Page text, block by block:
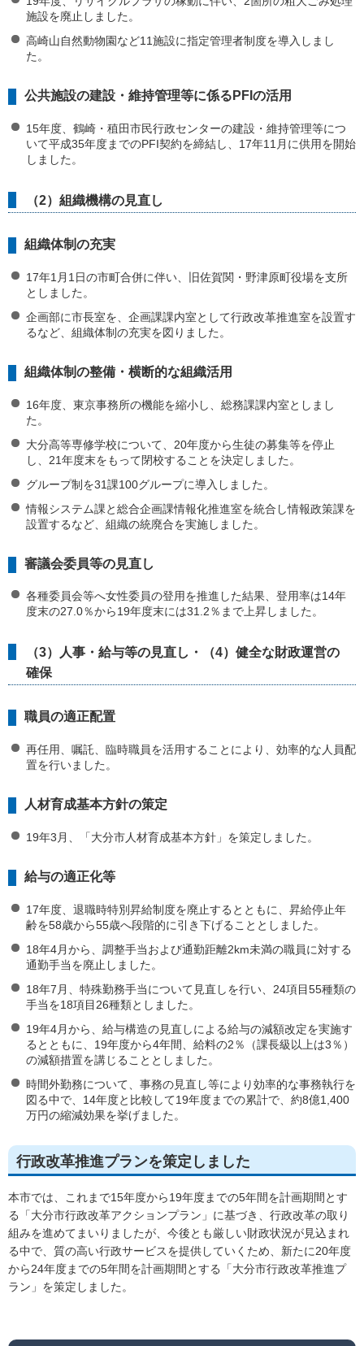
施設を廃止しました。
高崎山自然動物園など11施設に指定管理者制度を導入しまし
た。
公共施設の建設・維持管理等に係るPFIの活用
15年度、鶴崎・稙田市民行政センターの建設・維持管理等につ
いて平成35年度までのPFI契約を締結し、17年11月に供用を開始
しました。
（2）組織機構の見直し
組織体制の充実
17年1月1日の市町合併に伴い、旧佐賀関・野津原町役場を支所
としました。
企画部に市長室を、企画課課内室として行政改革推進室を設置す
るなど、組織体制の充実を図りました。
組織体制の整備・横断的な組織活用
16年度、東京事務所の機能を縮小し、総務課課内室としまし
た。
大分高等専修学校について、20年度から生徒の募集等を停止
し、21年度末をもって閉校することを決定しました。
グループ制を31課100グループに導入しました。
情報システム課と総合企画課情報化推進室を統合し情報政策課を
設置するなど、組織の統廃合を実施しました。
審議会委員等の見直し
各種委員会等へ女性委員の登用を推進した結果、登用率は14年
度末の27.0％から19年度末には31.2％まで上昇しました。
（3）人事・給与等の見直し・（4）健全な財政運営の
確保
職員の適正配置
再任用、嘱託、臨時職員を活用することにより、効率的な人員配
置を行いました。
人材育成基本方針の策定
19年3月、「大分市人材育成基本方針」を策定しました。
給与の適正化等
17年度、退職時特別昇給制度を廃止するとともに、昇給停止年
齢を58歳から55歳へ段階的に引き下げることとしました。
18年4月から、調整手当および通勤距離2km未満の職員に対する
通勤手当を廃止しました。
18年7月、特殊勤務手当について見直しを行い、24項目55種類の
手当を18項目26種類としました。
19年4月から、給与構造の見直しによる給与の減額改定を実施す
るとともに、19年度から4年間、給料の2％（課長級以上は3％）
の減額措置を講じることとしました。
時間外勤務について、事務の見直し等により効率的な事務執行を
図る中で、14年度と比較して19年度までの累計で、約8億1,400
万円の縮減効果を挙げました。
行政改革推進プランを策定しました
本市では、これまで15年度から19年度までの5年間を計画期間とす
る「大分市行政改革アクションプラン」に基づき、行政改革の取り
組みを進めてまいりましたが、今後とも厳しい財政状況が見込まれ
る中で、質の高い行政サービスを提供していくため、新たに20年度
から24年度までの5年間を計画期間とする「大分市行政改革推進プ
ラン」を策定しました。